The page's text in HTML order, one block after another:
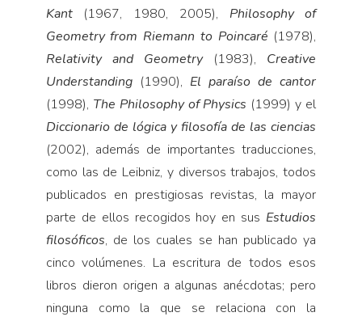
Kant(1967, 1980, 2005), Philosophy of
Geometry from Riemann to Poincaré (1978),
Relativity and Geometry(1983), Creative
Understanding(1990), El paraíso de cantor
(1998), The Philosophy of Physics (1999) y el
Diccionario de lógica y filosofía de las ciencias
(2002), además de importantes traducciones,
como las de Leibniz, y diversos trabajos, todos
publicados en prestigiosas revistas, la mayor
parte de ellos recogidos hoy en sus Estudios
filosóficos, de los cuales se han publicado ya
cinco volúmenes. La escritura de todos esos
libros dieron origen a algunas anécdotas; pero
ninguna como la que se relaciona con la